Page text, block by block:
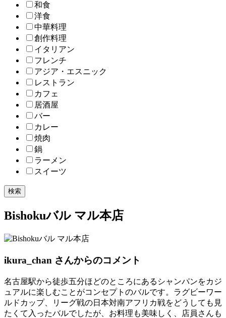
和食
洋食
中華料理
創作料理
イタリアン
フレンチ
アジア・エスニック
レストラン
カフェ
居酒屋
バー
カレー
焼肉
鍋
ラーメン
スイーツ
検索
Bishokuバル マル本店
ikura_chan さんからのコメント
名古屋駅から徒歩五分ほどのところにあるシャンパンをカジ
ュアルに楽しむことがコンセプトのバルです。ラグビーワー
ルドカップ、リーグ戦の日本対南アフリカ戦をどうしても見
たくて入ったバルでしたが、お料理も美味しく、店員さんも